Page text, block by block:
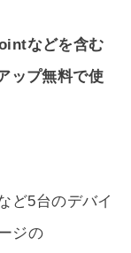
などを含む
ップ無料で使
ど5台のデバイ
ジの